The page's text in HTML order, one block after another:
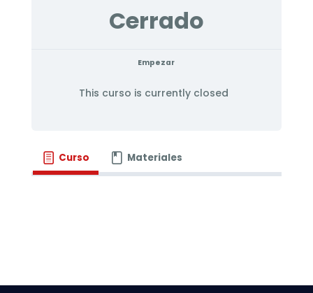
Cerrado
Empezar
This curso is currently closed
Curso Materiales